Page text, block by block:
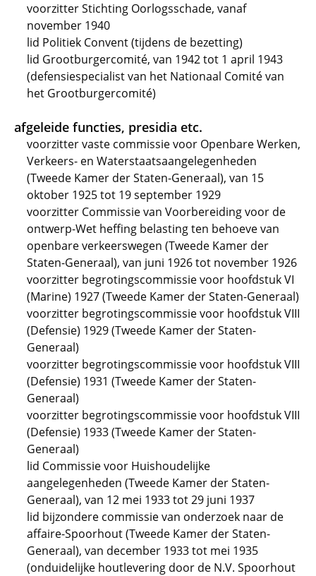
voorzitter Stichting Oorlogsschade, vanaf
november 1940
lid Politiek Convent (tijdens de bezetting)
lid Grootburgercomité, van 1942 tot 1 april 1943
(defensiespecialist van het Nationaal Comité van
het Grootburgercomité)
afgeleide functies, presidia etc.
voorzitter vaste commissie voor Openbare Werken,
Verkeers- en Waterstaatsaangelegenheden
(Tweede Kamer der Staten-Generaal), van 15
oktober 1925 tot 19 september 1929
voorzitter Commissie van Voorbereiding voor de
ontwerp-Wet heffing belasting ten behoeve van
openbare verkeerswegen (Tweede Kamer der
Staten-Generaal), van juni 1926 tot november 1926
voorzitter begrotingscommissie voor hoofdstuk VI
(Marine) 1927 (Tweede Kamer der Staten-Generaal)
voorzitter begrotingscommissie voor hoofdstuk VIII
(Defensie) 1929 (Tweede Kamer der Staten-
Generaal)
voorzitter begrotingscommissie voor hoofdstuk VIII
(Defensie) 1931 (Tweede Kamer der Staten-
Generaal)
voorzitter begrotingscommissie voor hoofdstuk VIII
(Defensie) 1933 (Tweede Kamer der Staten-
Generaal)
lid Commissie voor Huishoudelijke
aangelegenheden (Tweede Kamer der Staten-
Generaal), van 12 mei 1933 tot 29 juni 1937
lid bijzondere commissie van onderzoek naar de
affaire-Spoorhout (Tweede Kamer der Staten-
Generaal), van december 1933 tot mei 1935
(onduidelijke houtlevering door de N.V. Spoorhout